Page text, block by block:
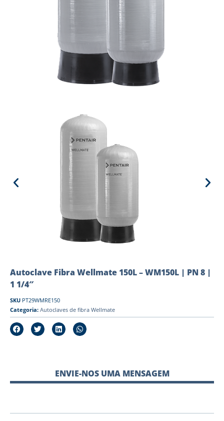
Autoclave Fibra Wellmate 150L – WM150L | PN 8 |
1 1/4″
SKU PT29WMRE150
Categoria: Autoclaves de fibra Wellmate
ENVIE-NOS UMA MENSAGEM